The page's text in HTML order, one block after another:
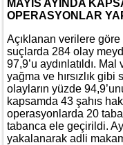
MAYIS AYINDA
OPERASYONLAR
Açıklanan verilere göre
suçlarda 284 olay
97,9’u aydınlatıldı. Mal
yağma ve hırsızlık gibi
olayların yüzde
kapsamda 43 şahıs
operasyonlarda 20
tabanca ele geçirildi.
yakalanarak adli